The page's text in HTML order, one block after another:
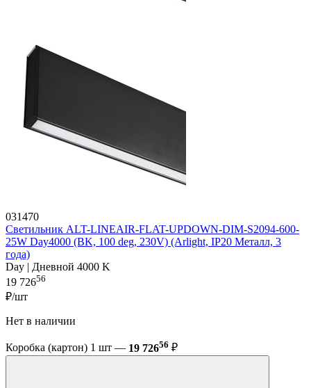
031470
Светильник ALT-LINEAIR-FLAT-UPDOWN-DIM-S2094-600-
25W Day4000 (BK, 100 deg, 230V) (Arlight, IP20 Металл, 3
года)
Day | Дневной 4000 K
19 72656
₽/шт
Нет в наличии
Коробка (картон) 1 шт — 19 72656 ₽